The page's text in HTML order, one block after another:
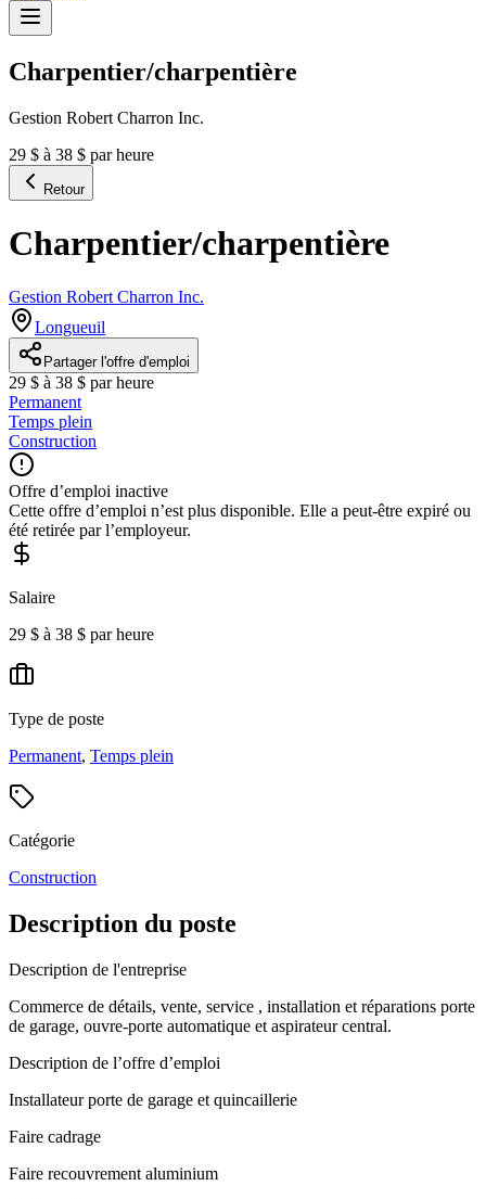
Charpentier/charpentière
Gestion Robert Charron Inc.
29 $ à 38 $ par heure
Retour
Charpentier/charpentière
Gestion Robert Charron Inc.
Longueuil
Partager l'offre d'emploi
29 $ à 38 $ par heure
Permanent
Temps plein
Construction
Offre d’emploi inactive
Cette offre d’emploi n’est plus disponible. Elle a peut-être expiré ou
été retirée par l’employeur.
Salaire
29 $ à 38 $ par heure
Type de poste
Permanent, Temps plein
Catégorie
Construction
Description du poste
Description de l'entreprise
Commerce de détails, vente, service , installation et réparations porte
de garage, ouvre-porte automatique et aspirateur central.
Description de l’offre d’emploi
Installateur porte de garage et quincaillerie
Faire cadrage
Faire recouvrement aluminium